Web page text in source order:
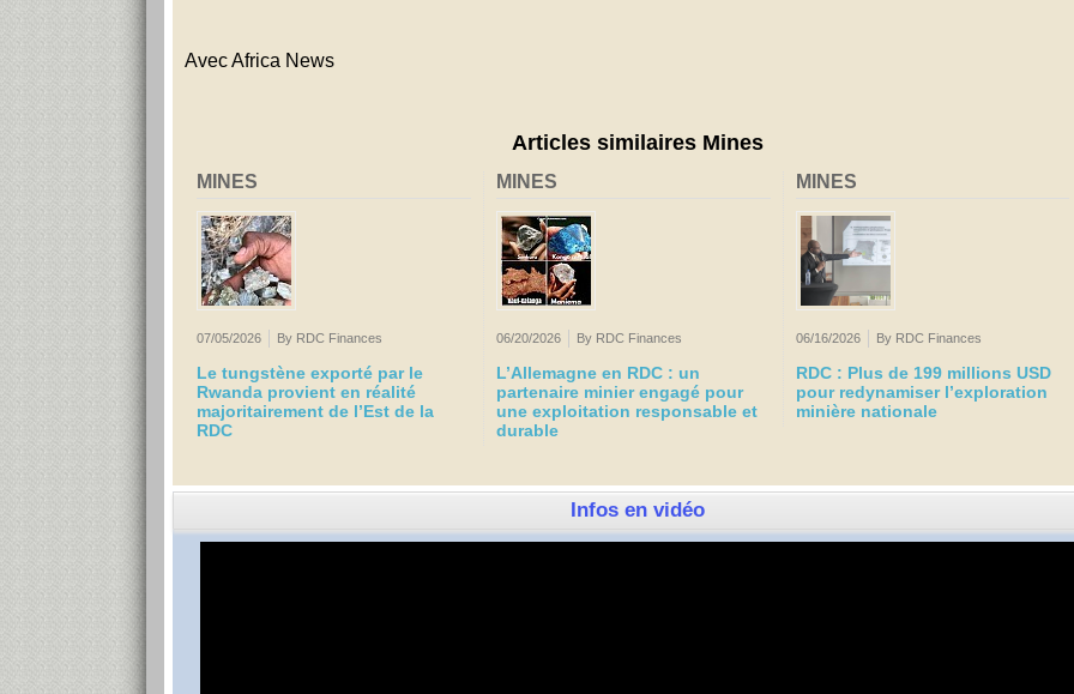
Avec Africa News
Articles similaires Mines
MINES
07/05/2026 By RDC Finances
Le tungstène exporté par le
Rwanda provient en réalité
majoritairement de l’Est de la
RDC
MINES
06/20/2026 By RDC Finances
L’Allemagne en RDC : un
partenaire minier engagé pour
une exploitation responsable et
durable
MINES
06/16/2026 By RDC Finances
RDC : Plus de 199 millions USD
pour redynamiser l’exploration
minière nationale
Infos en vidéo